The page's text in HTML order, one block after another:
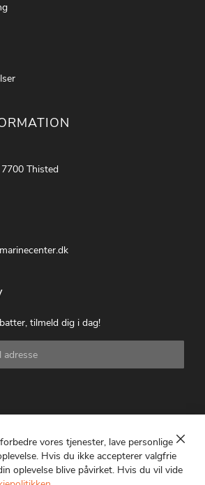
Thisted
tilmeld dig i dag!
CVR: 25847369
Luk
vores tjenester, lave personlige
Hvis du ikke accepterer valgfrie
oplevelse blive påvirket. Hvis du vil vide